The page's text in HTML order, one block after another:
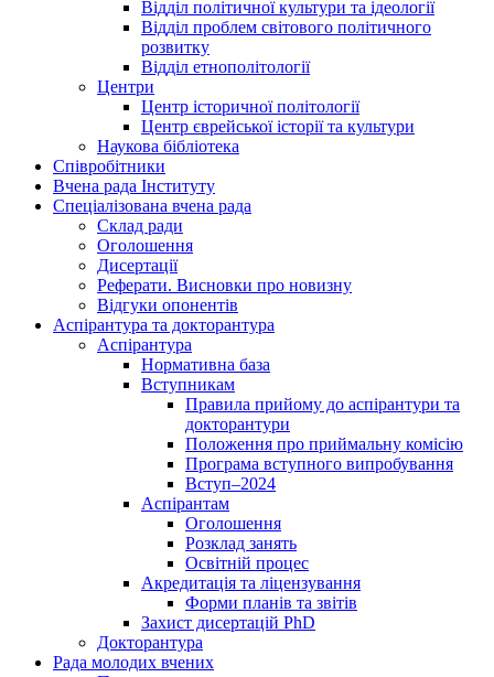
Відділ політичної культури та ідеології
Відділ проблем світового політичного
розвитку
Відділ етнополітології
Центри
Центр історичної політології
Центр єврейської історії та культури
Наукова бібліотека
Співробітники
Вчена рада Інституту
Спеціалізована вчена рада
Склад ради
Оголошення
Дисертації
Реферати. Висновки про новизну
Відгуки опонентів
Аспірантура та докторантура
Аспірантура
Нормативна база
Вступникам
Правила прийому до аспірантури та
докторантури
Положення про приймальну комісію
Програма вступного випробування
Вступ–2024
Аспірантам
Оголошення
Розклад занять
Освітній процес
Акредитація та ліцензування
Форми планів та звітів
Захист дисертацій PhD
Докторантура
Рада молодих вчених